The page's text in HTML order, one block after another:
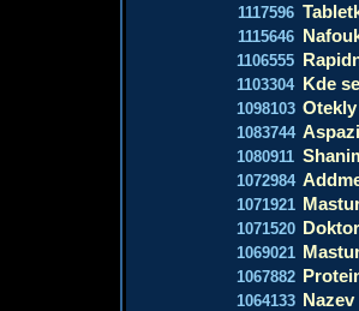
1117596
1115646
1106555
1103304 Kde
1098103
1083744
1080911
1072984
1071921
1071520
1069021
1067882
1064133